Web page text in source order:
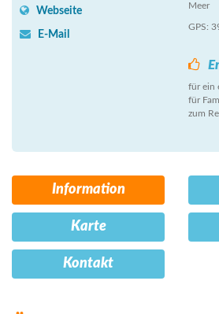
Webseite
E-Mail
Meer
GPS:
für ein
für
zum
Information
Karte
Kontakt